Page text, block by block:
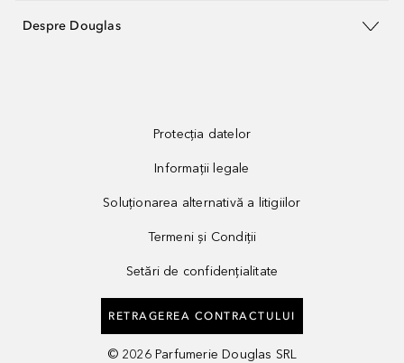
Despre Douglas
Protecția datelor
Informații legale
Soluționarea alternativă a litigiilor
Termeni și Condiții
Setări de confidențialitate
RETRAGEREA CONTRACTULUI
© 2026 Parfumerie Douglas SRL